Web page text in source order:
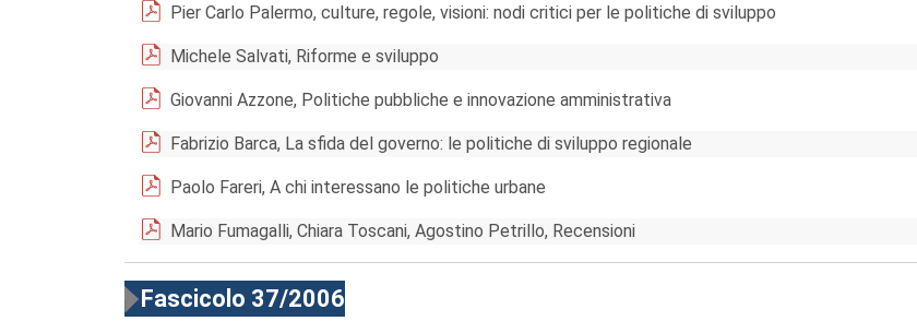
Pier Carlo Palermo, culture, regole, visioni: nodi critici per le politiche di sviluppo
Michele Salvati, Riforme e sviluppo
Giovanni Azzone, Politiche pubbliche e innovazione amministrativa
Fabrizio Barca, La sfida del governo: le politiche di sviluppo regionale
Paolo Fareri, A chi interessano le politiche urbane
Mario Fumagalli, Chiara Toscani, Agostino Petrillo, Recensioni
Fascicolo 37/2006